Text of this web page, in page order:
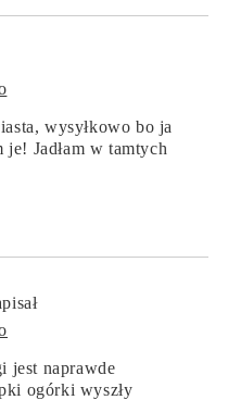
wysyłkowo bo ja
Jadłam w tamtych
jest naprawde
ogórki wyszły